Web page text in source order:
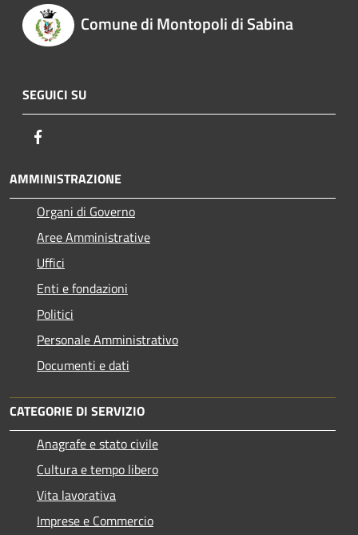
Comune di Montopoli di Sabina
SEGUICI SU
AMMINISTRAZIONE
Organi di Governo
Aree Amministrative
Uffici
Enti e fondazioni
Politici
Personale Amministrativo
Documenti e dati
CATEGORIE DI SERVIZIO
Anagrafe e stato civile
Cultura e tempo libero
Vita lavorativa
Imprese e Commercio